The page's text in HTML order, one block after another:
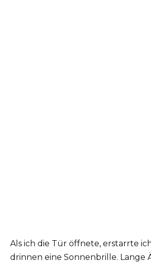
Als ich die Tür öffnete, erstarrte
drinnen eine Sonnenbrille. Lange